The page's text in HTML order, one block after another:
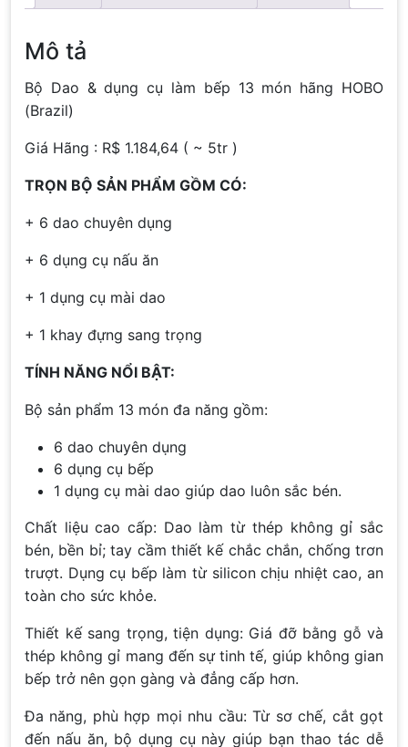
Mô tả
Bộ Dao & dụng cụ làm bếp 13 món hãng HOBO
(Brazil)
Giá Hãng : R$ 1.184,64 ( ~ 5tr )
TRỌN BỘ SẢN PHẨM GỒM CÓ:
+ 6 dao chuyên dụng
+ 6 dụng cụ nấu ăn
+ 1 dụng cụ mài dao
+ 1 khay đựng sang trọng
TÍNH NĂNG NỔI BẬT:
Bộ sản phẩm 13 món đa năng gồm:
6 dao chuyên dụng
6 dụng cụ bếp
1 dụng cụ mài dao giúp dao luôn sắc bén.
Chất liệu cao cấp: Dao làm từ thép không gỉ sắc
bén, bền bỉ; tay cầm thiết kế chắc chắn, chống trơn
trượt. Dụng cụ bếp làm từ silicon chịu nhiệt cao, an
toàn cho sức khỏe.
Thiết kế sang trọng, tiện dụng: Giá đỡ bằng gỗ và
thép không gỉ mang đến sự tinh tế, giúp không gian
bếp trở nên gọn gàng và đẳng cấp hơn.
Đa năng, phù hợp mọi nhu cầu: Từ sơ chế, cắt gọt
đến nấu ăn, bộ dụng cụ này giúp bạn thao tác dễ